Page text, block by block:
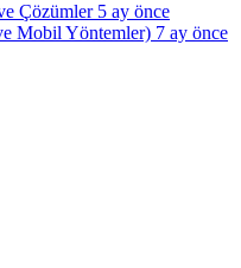
Çözümler 5 ay önce
Mobil Yöntemler) 7 ay önce